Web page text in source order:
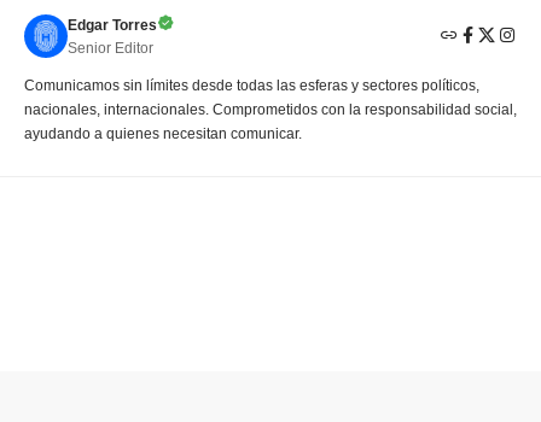
Edgar Torres
Senior Editor
Comunicamos sin límites desde todas las esferas y sectores políticos,
nacionales, internacionales. Comprometidos con la responsabilidad social,
ayudando a quienes necesitan comunicar.